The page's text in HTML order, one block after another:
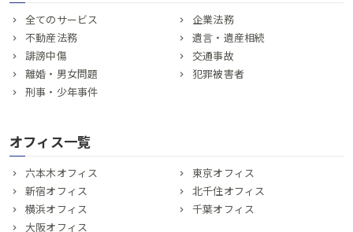
全てのサービス
企業法務
不動産法務
遺言・遺産相続
誹謗中傷
交通事故
離婚・男女問題
犯罪被害者
刑事・少年事件
オフィス一覧
六本木オフィス
東京オフィス
新宿オフィス
北千住オフィス
横浜オフィス
千葉オフィス
大阪オフィス